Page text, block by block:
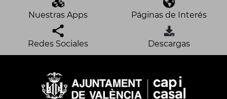
Nuestras Apps Páginas de Interés
Redes Sociales Descargas